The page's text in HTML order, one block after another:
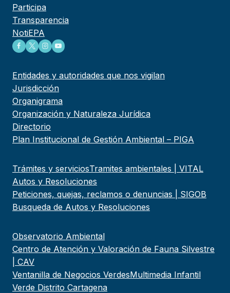
Participa
Transparencia
NotiEPA
Entidades y autoridades que nos vigilan
Jurisdicción
Organigrama
Organización y Naturaleza Jurídica
Directorio
Plan Institucional de Gestión Ambiental – PIGA
Trámites y serviciosTramites ambientales | VITAL
Autos y Resoluciones
Peticiones, quejas, reclamos o denuncias | SIGOB
Busqueda de Autos y Resoluciones
Observatorio Ambiental
Centro de Atención y Valoración de Fauna Silvestre
| CAV
Ventanilla de Negocios VerdesMultimedia Infantil
Verde Distrito Cartagena